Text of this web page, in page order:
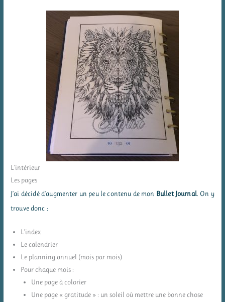
L’intérieur
Les pages
J’ai décidé d’augmenter un peu le contenu de mon Bullet Journal. On y
trouve donc :
L’index
Le calendrier
Le planning annuel (mois par mois)
Pour chaque mois :
Une page à colorier
Une page « gratitude » : un soleil où mettre une bonne chose